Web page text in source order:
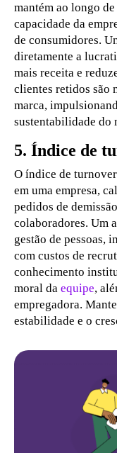
mantém ao longo
capacidade da
de consumidores.
diretamente a
mais receita e
clientes retidos são
marca,
sustentabilidade do
5. Índice de
O índice de
em uma empresa,
pedidos de
colaboradores. Um
gestão de pessoas,
com custos de
conhecimento
moral da equipe,
empregadora.
estabilidade e o